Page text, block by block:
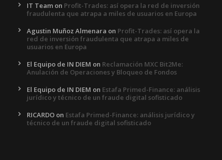
IT Team on Profit-Trades: así opera la red de inversión
fraudulenta que atrapa a miles de usuarios en Europa
Agustin Muñoz Almenara on Profit-Trades: así opera la
red de inversión fraudulenta que atrapa a miles de
usuarios en Europa
El Equipo de IN DIEM on Reclamación MXC Bit2Me:
Anulación de Operaciones y Bloqueo de Fondos
El Equipo de IN DIEM on Estafa Primed-Finance: análisis
jurídico y técnico de un fraude digital sofisticado
RICARDO on Estafa Primed-Finance: análisis jurídico y
técnico de un fraude digital sofisticado